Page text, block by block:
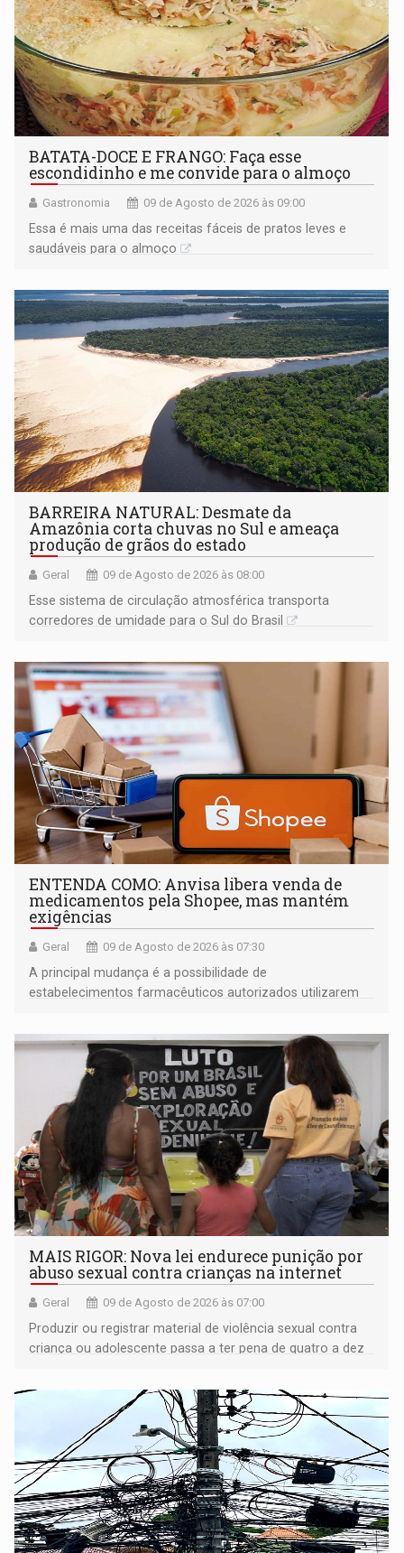
BATATA-DOCE E FRANGO: Faça esse
escondidinho e me convide para o almoço
Gastronomia 09 de Agosto de 2026 às 09:00
Essa é mais uma das receitas fáceis de pratos leves e
saudáveis para o almoço
BARREIRA NATURAL: Desmate da
Amazônia corta chuvas no Sul e ameaça
produção de grãos do estado
Geral 09 de Agosto de 2026 às 08:00
Esse sistema de circulação atmosférica transporta
corredores de umidade para o Sul do Brasil
ENTENDA COMO: Anvisa libera venda de
medicamentos pela Shopee, mas mantém
exigências
Geral 09 de Agosto de 2026 às 07:30
A principal mudança é a possibilidade de
estabelecimentos farmacêuticos autorizados utilizarem
MAIS RIGOR: Nova lei endurece punição por
abuso sexual contra crianças na internet
Geral 09 de Agosto de 2026 às 07:00
Produzir ou registrar material de violência sexual contra
criança ou adolescente passa a ter pena de quatro a dez